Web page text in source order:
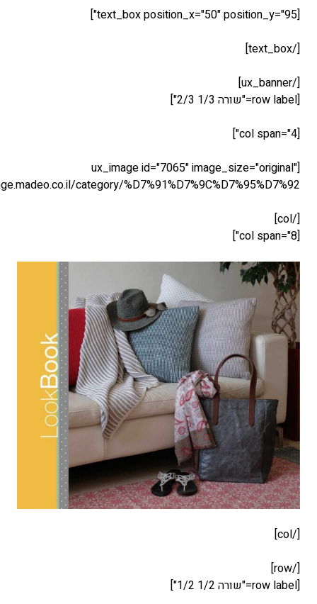
[ux_image id="7065"
link="https://stage.madeo.co.il/category/